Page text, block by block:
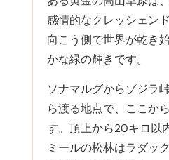
感情的なクレッシェン
向こう側で世界が乾き
かな緑の輝きです。
ソナマルグからゾジラ
ら渡る地点で、ここか
す。頂上から20キロ以
ミールの松林はラダッ